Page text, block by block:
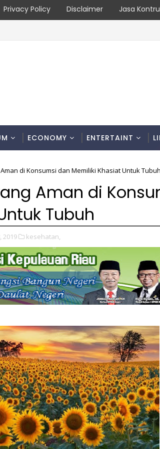
Privacy Policy Disclaimer Jasa
ECONOMY ENTERTAINT
di Konsumsi dan Memiliki Khasiat Untuk Tubuh
Aman di
Tubuh
2019 kesehatan,